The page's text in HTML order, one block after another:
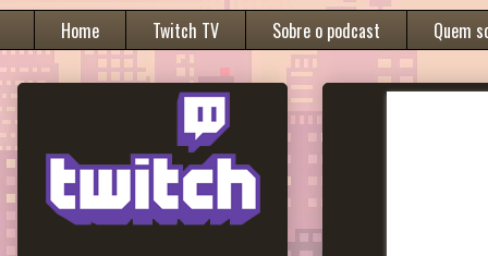
Home Twitch TV Sobre o podcast Quem